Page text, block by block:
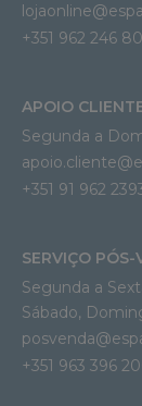
+351 962 246
APOIO
Segunda a
+351 91 962
SERVIÇO PÓS-
Segunda a
Sábado,
+351 963 396